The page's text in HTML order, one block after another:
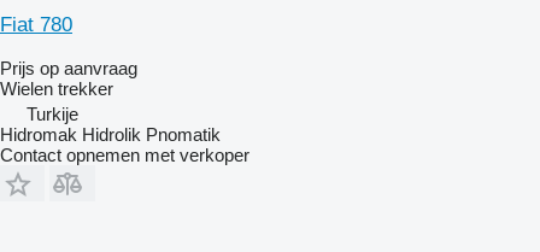
Fiat 780
Prijs op aanvraag
Wielen trekker
Turkije
Hidromak Hidrolik Pnomatik
Contact opnemen met verkoper